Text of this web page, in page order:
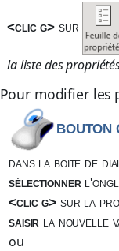
<clic g> sur
la liste des
Pour modifier les
BOUTON
dans la boite de
sélectionner
<clic g> sur la
saisir la nouvelle
ou